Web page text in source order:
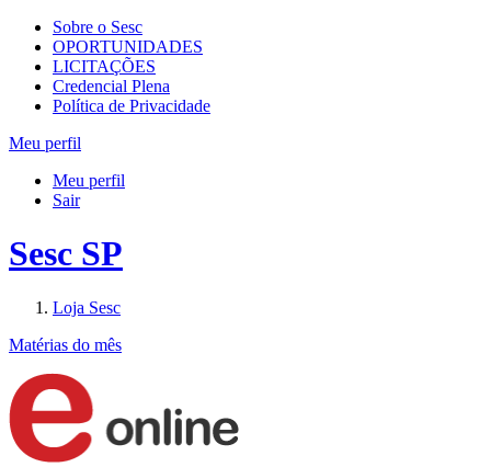
Sobre o Sesc
OPORTUNIDADES
LICITAÇÕES
Credencial Plena
Política de Privacidade
Meu perfil
Meu perfil
Sair
Sesc SP
Loja Sesc
Matérias do mês